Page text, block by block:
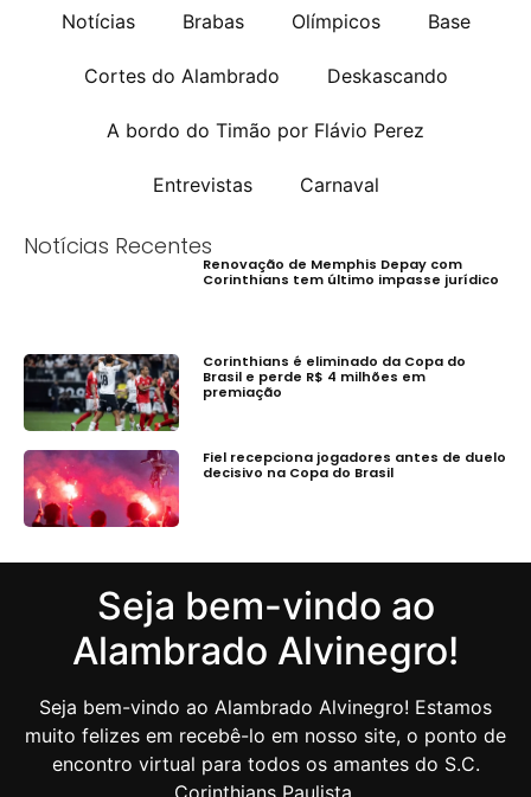
Notícias Brabas Olímpicos Base
Cortes do Alambrado Deskascando
A bordo do Timão por Flávio Perez
Entrevistas Carnaval
Notícias Recentes
Renovação de Memphis Depay com
Corinthians tem último impasse jurídico
Corinthians é eliminado da Copa do
Brasil e perde R$ 4 milhões em
premiação
Fiel recepciona jogadores antes de duelo
decisivo na Copa do Brasil
Seja bem-vindo ao
Alambrado Alvinegro!
Seja bem-vindo ao Alambrado Alvinegro! Estamos
muito felizes em recebê-lo em nosso site, o ponto de
encontro virtual para todos os amantes do S.C.